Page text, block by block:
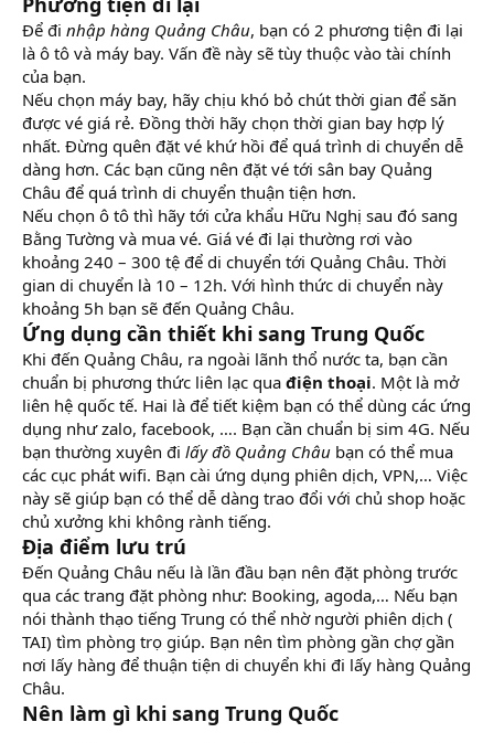
Để đi nhập hàng Quảng Châu, bạn có 2 phương tiện đi lại
là ô tô và máy bay. Vấn đề này sẽ tùy thuộc vào tài chính
của bạn.
Nếu chọn máy bay, hãy chịu khó bỏ chút thời gian để săn
được vé giá rẻ. Đồng thời hãy chọn thời gian bay hợp lý
nhất. Đừng quên đặt vé khứ hồi để quá trình di chuyển dễ
dàng hơn. Các bạn cũng nên đặt vé tới sân bay Quảng
Châu để quá trình di chuyển thuận tiện hơn.
Nếu chọn ô tô thì hãy tới cửa khẩu Hữu Nghị sau đó sang
Bằng Tường và mua vé. Giá vé đi lại thường rơi vào
khoảng 240 – 300 tệ để di chuyển tới Quảng Châu. Thời
gian di chuyển là 10 – 12h. Với hình thức di chuyển này
khoảng 5h bạn sẽ đến Quảng Châu.
Ứng dụng cần thiết khi sang Trung Quốc
Khi đến Quảng Châu, ra ngoài lãnh thổ nước ta, bạn cần
chuẩn bị phương thức liên lạc qua điện thoại. Một là mở
liên hệ quốc tế. Hai là để tiết kiệm bạn có thể dùng các ứng
dụng như zalo, facebook, …. Bạn cần chuẩn bị sim 4G. Nếu
bạn thường xuyên đi lấy đồ Quảng Châu bạn có thể mua
các cục phát wifi. Bạn cài ứng dụng phiên dịch, VPN,… Việc
này sẽ giúp bạn có thể dễ dàng trao đổi với chủ shop hoặc
chủ xưởng khi không rành tiếng.
Địa điểm lưu trú
Đến Quảng Châu nếu là lần đầu bạn nên đặt phòng trước
qua các trang đặt phòng như: Booking, agoda,… Nếu bạn
nói thành thạo tiếng Trung có thể nhờ người phiên dịch (
TAI) tìm phòng trọ giúp. Bạn nên tìm phòng gần chợ gần
nơi lấy hàng để thuận tiện di chuyển khi đi lấy hàng Quảng
Châu.
Nên làm gì khi sang Trung Quốc